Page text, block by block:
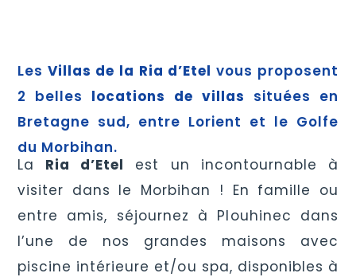
Les Villas de la Ria d’Etel vous proposent
2 belles locations de villas situées en
Bretagne sud, entre Lorient et le Golfe
du Morbihan.
La Ria d’Etel est un incontournable à
visiter dans le Morbihan ! En famille ou
entre amis, séjournez à Plouhinec dans
l’une de nos grandes maisons avec
piscine intérieure et/ou spa, disponibles à